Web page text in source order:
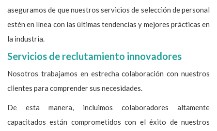
aseguramos de que nuestros servicios de selección de personal
estén en línea con las últimas tendencias y mejores prácticas en
la industria.
Servicios de reclutamiento innovadores
Nosotros trabajamos en estrecha colaboración con nuestros
clientes para comprender sus necesidades.
De esta manera, incluimos colaboradores altamente
capacitados están comprometidos con el éxito de nuestros